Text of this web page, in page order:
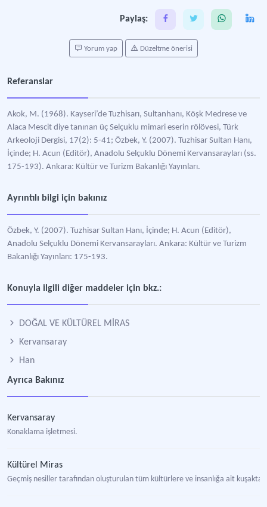
Paylaş:
Yorum yap Düzeltme önerisi
Referanslar
Akok, M. (1968). Kayseri’de Tuzhisarı, Sultanhanı, Köşk Medrese ve
Alaca Mescit diye tanınan üç Selçuklu mimari eserin rölövesi, Türk
Arkeoloji Dergisi, 17(2): 5-41; Özbek, Y. (2007). Tuzhisar Sultan Hanı,
İçinde; H. Acun (Editör), Anadolu Selçuklu Dönemi Kervansarayları (ss.
175-193). Ankara: Kültür ve Turizm Bakanlığı Yayınları.
Ayrıntılı bilgi için bakınız
Özbek, Y. (2007). Tuzhisar Sultan Hanı, İçinde; H. Acun (Editör),
Anadolu Selçuklu Dönemi Kervansarayları. Ankara: Kültür ve Turizm
Bakanlığı Yayınları: 175-193.
Konuyla ilgili diğer maddeler için bkz.:
DOĞAL VE KÜLTÜREL MİRAS
Kervansaray
Han
Ayrıca Bakınız
Kervansaray
Konaklama işletmesi.
Kültürel Miras
Geçmiş nesiller tarafından oluşturulan tüm kültürlere ve insanlığa ait